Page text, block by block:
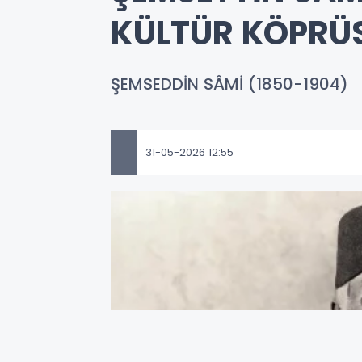
KÜLTÜR
ŞEMSEDDİN SÂMİ (1850-1904)
31-05-2026 12:55